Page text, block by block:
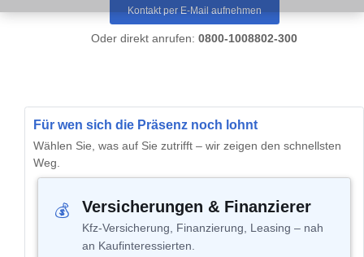
Kontakt per E-Mail aufnehmen
Oder direkt anrufen: 0800-1008802-300
Für wen sich die Präsenz noch lohnt
Wählen Sie, was auf Sie zutrifft – wir zeigen den schnellsten
Weg.
💰 Versicherungen & Finanzierer
Kfz-Versicherung, Finanzierung, Leasing – nah
an Kaufinteressierten.